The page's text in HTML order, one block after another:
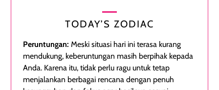
TODAY’S ZODIAC
Peruntungan: Meski situasi hari ini terasa kurang
mendukung, keberuntungan masih berpihak kepada
Anda. Karena itu, tidak perlu ragu untuk tetap
menjalankan berbagai rencana dengan penuh